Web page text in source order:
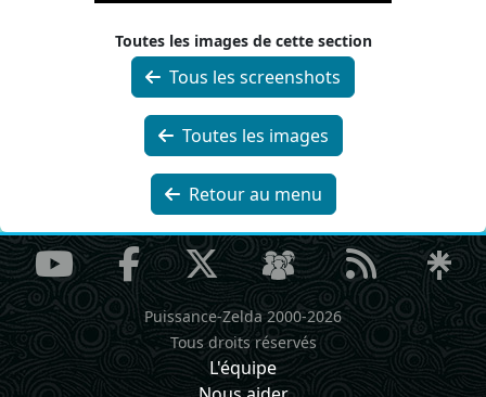
Toutes les images de cette section
Tous les screenshots
Toutes les images
Retour au menu
Puissance-Zelda 2000-2026
Tous droits réservés
L'équipe